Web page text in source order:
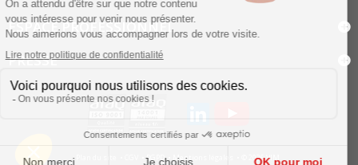
ESPACE PROFESSIONNEL
PRESSE
RGPD Mentions légales © 2026 VIM